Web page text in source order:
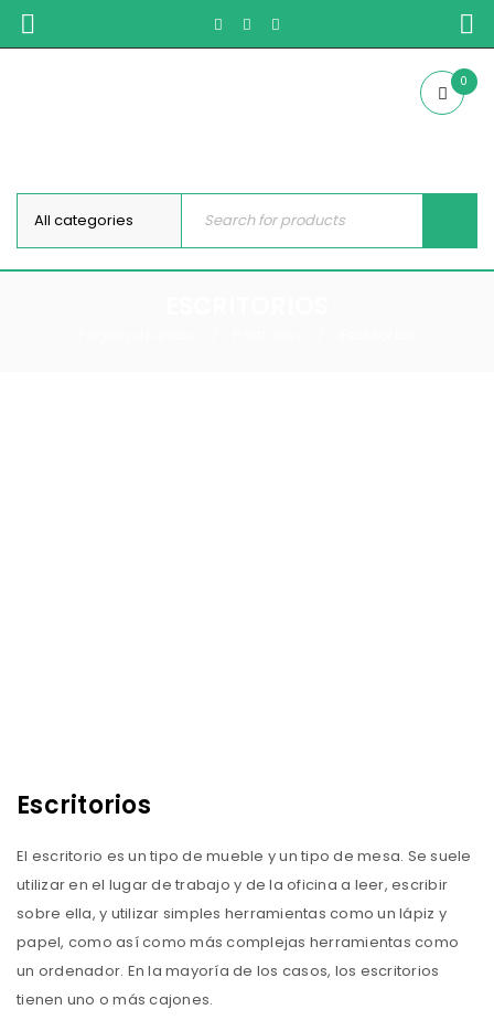
0
Escritorios
El escritorio es un tipo de mueble y un tipo de mesa. Se suele
utilizar en el lugar de trabajo y de la oficina a leer, escribir
sobre ella, y utilizar simples herramientas como un lápiz y
papel, como así como más complejas herramientas como
un ordenador. En la mayoría de los casos, los escritorios
tienen uno o más cajones.